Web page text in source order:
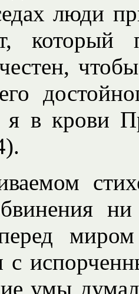
люди
я в крови
с
умы